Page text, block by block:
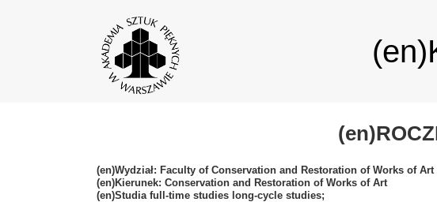
(en)Wydział: Faculty of Conservation and Restoration of Works of Art
(en)Kierunek: Conservation and Restoration of Works of Art
(en)Studia full-time studies long-cycle studies;